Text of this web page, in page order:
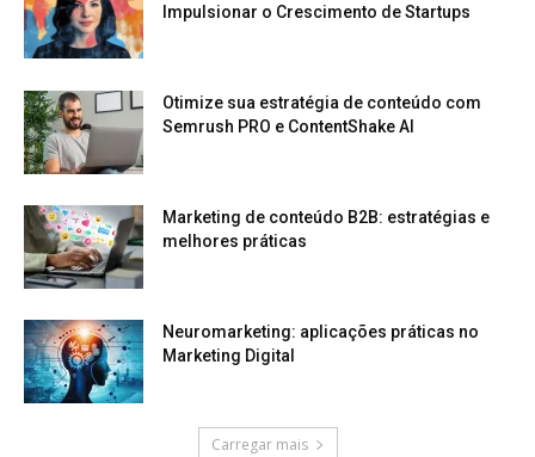
Impulsionar o Crescimento de Startups
Otimize sua estratégia de conteúdo com
Semrush PRO e ContentShake AI
Marketing de conteúdo B2B: estratégias e
melhores práticas
Neuromarketing: aplicações práticas no
Marketing Digital
Carregar mais